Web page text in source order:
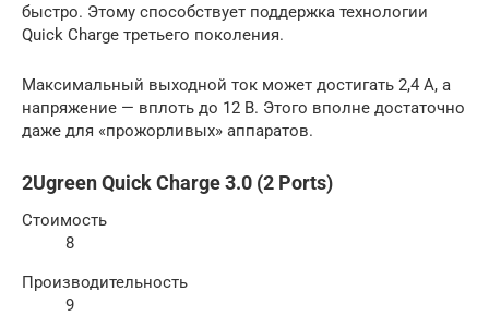
быстро. Этому способствует поддержка технологии
Quick Charge третьего поколения.
Максимальный выходной ток может достигать 2,4 А, а
напряжение — вплоть до 12 В. Этого вполне достаточно
даже для «прожорливых» аппаратов.
2Ugreen Quick Charge 3.0 (2 Ports)
Стоимость
8
Производительность
9